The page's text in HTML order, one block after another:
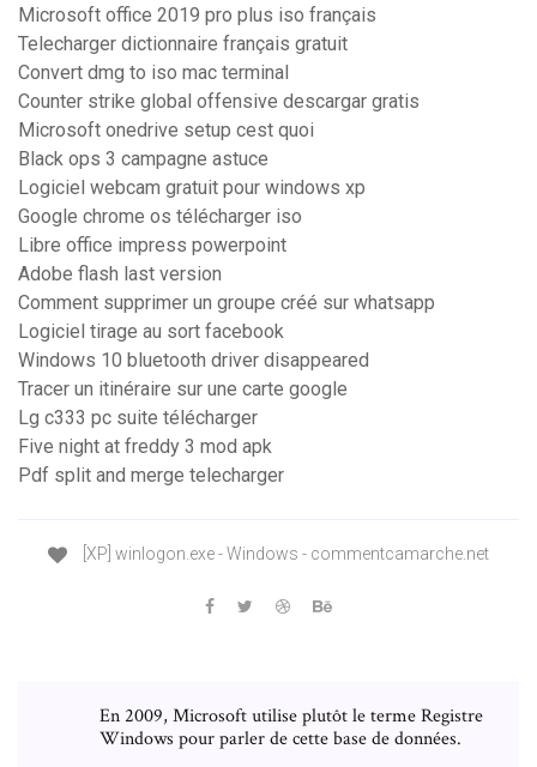
Microsoft office 2019 pro plus iso français
Telecharger dictionnaire français gratuit
Convert dmg to iso mac terminal
Counter strike global offensive descargar gratis
Microsoft onedrive setup cest quoi
Black ops 3 campagne astuce
Logiciel webcam gratuit pour windows xp
Google chrome os télécharger iso
Libre office impress powerpoint
Adobe flash last version
Comment supprimer un groupe créé sur whatsapp
Logiciel tirage au sort facebook
Windows 10 bluetooth driver disappeared
Tracer un itinéraire sur une carte google
Lg c333 pc suite télécharger
Five night at freddy 3 mod apk
Pdf split and merge telecharger
[XP] winlogon.exe - Windows - commentcamarche.net
En 2009, Microsoft utilise plutôt le terme Registre
Windows pour parler de cette base de données.